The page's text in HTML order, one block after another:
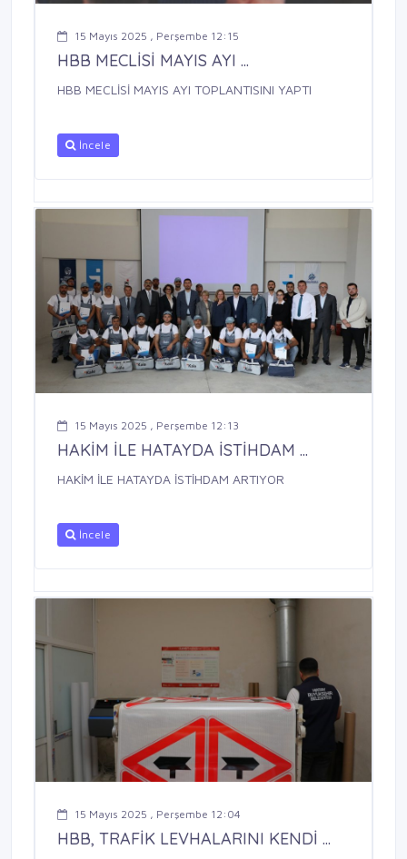
15 Mayıs 2025 , Perşembe 12:15
HBB MECLİSİ MAYIS AYI ...
HBB MECLİSİ MAYIS AYI TOPLANTISINI YAPTI
İncele
15 Mayıs 2025 , Perşembe 12:13
HAKİM İLE HATAYDA İSTİHDAM ...
HAKİM İLE HATAYDA İSTİHDAM ARTIYOR
İncele
15 Mayıs 2025 , Perşembe 12:04
HBB, TRAFİK LEVHALARINI KENDİ ...